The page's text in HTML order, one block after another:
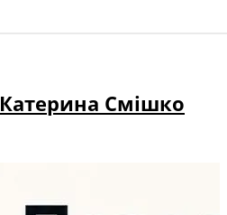
Катерина Смішко